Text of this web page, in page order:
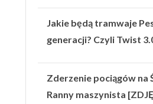
Jakie będą tramwaje
generacji? Czyli Twist
Zderzenie pociągów na
Ranny maszynista